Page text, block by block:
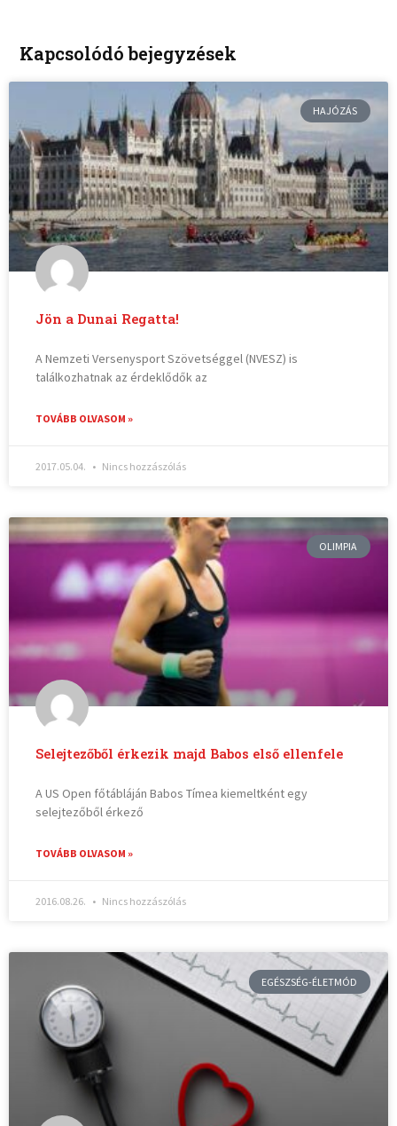
Kapcsolódó bejegyzések
HAJÓZÁS
Jön a Dunai Regatta!
A Nemzeti Versenysport Szövetséggel (NVESZ) is
találkozhatnak az érdeklődők az
TOVÁBB OLVASOM »
2017.05.04. Nincs hozzászólás
OLIMPIA
Selejtezőből érkezik majd Babos első ellenfele
A US Open főtábláján Babos Tímea kiemeltként egy
selejtezőből érkező
TOVÁBB OLVASOM »
2016.08.26. Nincs hozzászólás
EGÉSZSÉG-ÉLETMÓD